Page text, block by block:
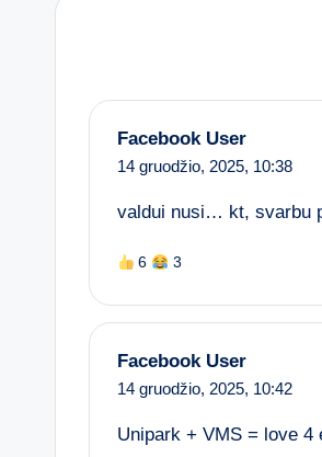
Facebook User
14 gruodžio, 2025, 10:38
valdui nusi… kt, svarbu
6 3
Facebook User
14 gruodžio, 2025, 10:42
Unipark + VMS = love 4